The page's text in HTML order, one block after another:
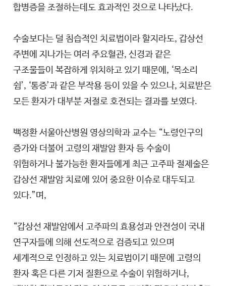
합병증을 조절하는데도 효과적인 것으로 나타났다.
수술보다는 덜 침습적인 치료법이라 할지라도, 갑상선
주변에 지나가는 여러 주요혈관, 신경과 같은
구조물들이 복잡하게 위치하고 있기 때문에, ‘목소리
쉼’, ‘통증’과 같은 부작용 등이 있을 수 있으나, 치료받은
모든 환자가 대부분 저절로 호전되는 결과를 보였다.
백정환 서울아산병원 영상의학과 교수는 “노령인구의
증가와 더불어 고령의 재발암 환자 등 수술이
위험하거나 불가능한 환자들에게 최근 고주파 절제술은
갑상선 재발암 치료에 있어 중요한 이슈로 대두되고
있다.”며,
“갑상선 재발암에서 고주파의 효용성과 안전성이 국내
연구자들에 의해 선도적으로 검증되고 있으며
세계적으로 인정하고 있는 치료법이기 때문에 고령의
환자 혹은 다른 기저 질환으로 수술이 위험하거나,